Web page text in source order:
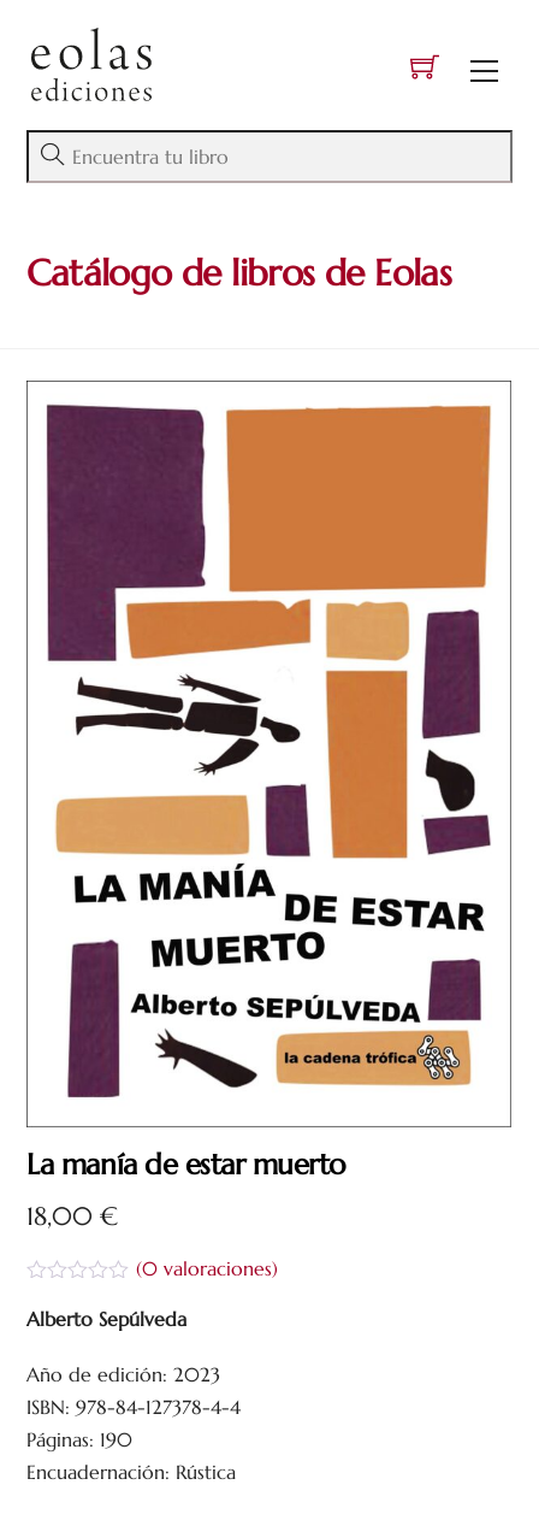
content
Catálogo de libros de Eolas
La manía de estar muerto
18,00€
a
r
d
o
c
o
(0valoraciones)
Alberto Sepúlveda
Año de edición: 2023
ISBN: 978-84-127378-4-4
Páginas: 190
Encuadernación: Rústica